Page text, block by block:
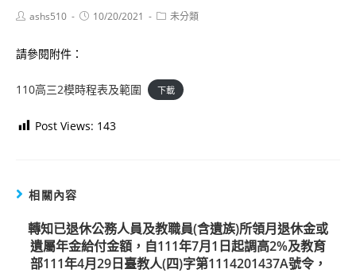
Postashs510
Post10/20/2021
Post未分類
請參閱附件：
110高三2模時程表及範圍 下載
Post Views: 143
相關內容
轉知已退休公務人員及教職員(含遺族)所領月退休金或
遺屬年金給付金額，自111年7月1日起調高2%及教育
部111年4月29日臺教人(四)字第1114201437A號令，